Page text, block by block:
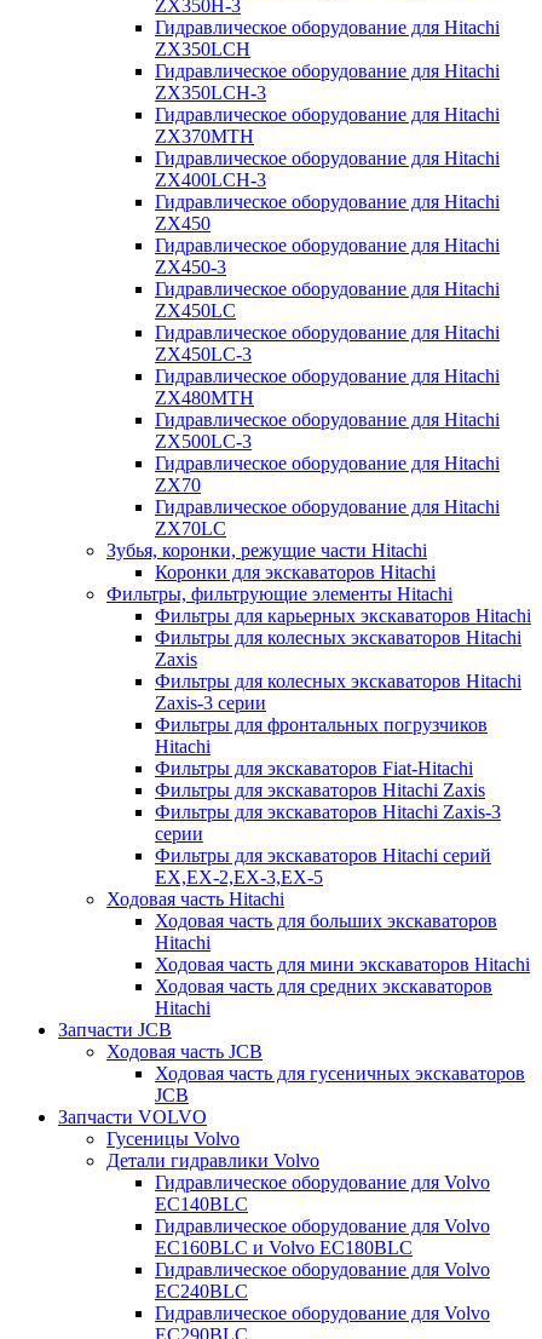
ZX350H-3
Гидравлическое оборудование для Hitachi
ZX350LCH
Гидравлическое оборудование для Hitachi
ZX350LCH-3
Гидравлическое оборудование для Hitachi
ZX370MTH
Гидравлическое оборудование для Hitachi
ZX400LCH-3
Гидравлическое оборудование для Hitachi
ZX450
Гидравлическое оборудование для Hitachi
ZX450-3
Гидравлическое оборудование для Hitachi
ZX450LC
Гидравлическое оборудование для Hitachi
ZX450LC-3
Гидравлическое оборудование для Hitachi
ZX480MTH
Гидравлическое оборудование для Hitachi
ZX500LC-3
Гидравлическое оборудование для Hitachi
ZX70
Гидравлическое оборудование для Hitachi
ZX70LC
Зубья, коронки, режущие части Hitachi
Коронки для экскаваторов Hitachi
Фильтры, фильтрующие элементы Hitachi
Фильтры для карьерных экскаваторов Hitachi
Фильтры для колесных экскаваторов Hitachi
Zaxis
Фильтры для колесных экскаваторов Hitachi
Zaxis-3 серии
Фильтры для фронтальных погрузчиков
Hitachi
Фильтры для экскаваторов Fiat-Hitachi
Фильтры для экскаваторов Hitachi Zaxis
Фильтры для экскаваторов Hitachi Zaxis-3
серии
Фильтры для экскаваторов Hitachi серий
EX,EX-2,EX-3,EX-5
Ходовая часть Hitachi
Ходовая часть для больших экскаваторов
Hitachi
Ходовая часть для мини экскаваторов Hitachi
Ходовая часть для средних экскаваторов
Hitachi
Запчасти JCB
Ходовая часть JCB
Ходовая часть для гусеничных экскаваторов
JCB
Запчасти VOLVO
Гусеницы Volvo
Детали гидравлики Volvo
Гидравлическое оборудование для Volvo
EC140BLC
Гидравлическое оборудование для Volvo
EC160BLC и Volvo EC180BLC
Гидравлическое оборудование для Volvo
EC240BLC
Гидравлическое оборудование для Volvo
EC290BLC